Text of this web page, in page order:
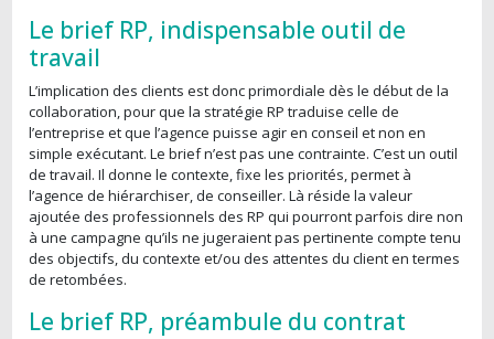
Le brief RP, indispensable outil de
travail
L’implication des clients est donc primordiale dès le début de la
collaboration, pour que la stratégie RP traduise celle de
l’entreprise et que l’agence puisse agir en conseil et non en
simple exécutant. Le brief n’est pas une contrainte. C’est un outil
de travail. Il donne le contexte, fixe les priorités, permet à
l’agence de hiérarchiser, de conseiller. Là réside la valeur
ajoutée des professionnels des RP qui pourront parfois dire non
à une campagne qu’ils ne jugeraient pas pertinente compte tenu
des objectifs, du contexte et/ou des attentes du client en termes
de retombées.
Le brief RP, préambule du contrat